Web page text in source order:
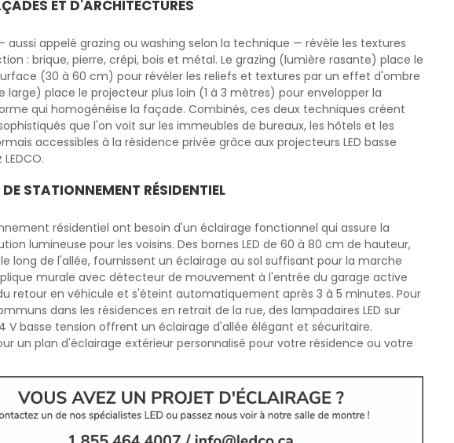
ET D'ARCHITECTURES
aussi appelé grazing ou washing selon la technique — révèle les textures
: brique, pierre, crépi, bois et métal. Le grazing (lumière rasante) place le
(30 à 60 cm) pour révéler les reliefs et textures par un effet d'ombre
large) place le projecteur plus loin (1 à 3 mètres) pour envelopper la
qui homogénéise la façade. Combinés, ces deux techniques créent
que l'on voit sur les immeubles de bureaux, les hôtels et les
accessibles à la résidence privée grâce aux projecteurs LED basse
STATIONNEMENT RÉSIDENTIEL
résidentiel ont besoin d'un éclairage fonctionnel qui assure la
lumineuse pour les voisins. Des bornes LED de 60 à 80 cm de hauteur,
long de l'allée, fournissent un éclairage au sol suffisant pour la marche
murale avec détecteur de mouvement à l'entrée du garage active
retour en véhicule et s'éteint automatiquement après 3 à 5 minutes. Pour
dans les résidences en retrait de la rue, des lampadaires LED sur
V basse tension offrent un éclairage d'allée élégant et sécuritaire.
un plan d'éclairage extérieur personnalisé pour votre résidence ou votre